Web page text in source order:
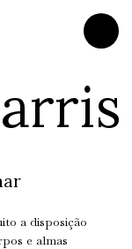
a disposição
e almas